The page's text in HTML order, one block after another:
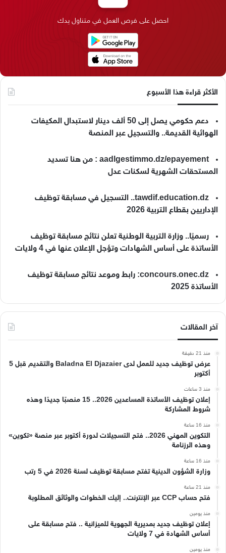
ن
ر
ا
م
م
k
احصل على فرص العمل في متناول يدك
الأكثر قراءة هذا الأسبوع
دعم حكومي يصل إلى 50 ألف دينار لاستبدال المكيفات
الهوائية القديمة.. والتسجيل عبر المنصة
aadlgestimmo.dz/epayement : من هنا تسديد
المستحقات الشهرية لسكنات عدل
tawdif.education.dz.. التسجيل في مسابقة توظيف
الإداريين بقطاع التربية 2026
رسميًا.. وزارة التربية الوطنية تعلن نتائج مسابقة توظيف
الأساتذة على أساس الشهادات وتؤجل الإعلان عنها في 4 ولايات
concours.onec.dz: رابط وموعد نتائج مسابقة توظيف
الأساتذة 2025
آخر المقالات
منذ 21 دقيقة
عرض توظيف جديد للعمل لدى Baladna El Djazaier والتقديم قبل 5
أكتوبر
منذ 3 ساعات
إعلان توظيف الأساتذة المساعدين 2026.. 15 منصبًا جديدًا وهذه
شروط المشاركة
منذ 16 ساعة
التكوين المهني 2026.. فتح التسجيلات لدورة أكتوبر عبر منصة «تكوين»
وهذه الرزنامة
منذ 16 ساعة
وزارة الشؤون الدينية تفتح مسابقة توظيف لسنة 2026 في 5 رتب
منذ 21 ساعة
فتح حساب CCP عبر الإنترنت.. إليك الخطوات والوثائق المطلوبة
منذ يومين
إعلان توظيف جديد بمديرية الجهوية للميزانية .. فتح مسابقة على
أساس الشهادة في 7 ولايات
منذ يومين